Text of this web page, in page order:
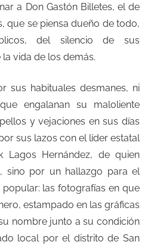
a Don Gastón Billetes, el de
que se piensa dueño de todo,
del silencio de sus
vida de los demás.
sus habituales desmanes, ni
engalanan su maloliente
y vejaciones en sus días
sus lazos con el líder estatal
Lagos Hernández, de quien
sino por un hallazgo para el
las fotografías en que
estampado en las gráficas
nombre junto a su condición
local por el distrito de San